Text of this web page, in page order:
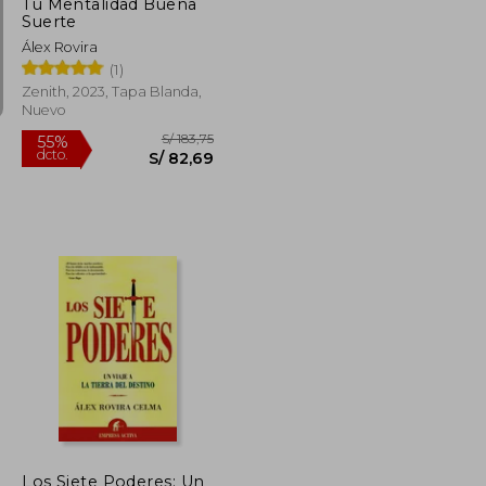
S/ 178,34
S/ 80,25
Suerte
Álex Rovira
(1)
Zenith, 2023, Tapa Blanda,
Nuevo
55%
dcto.
Los Siete Poderes: Un